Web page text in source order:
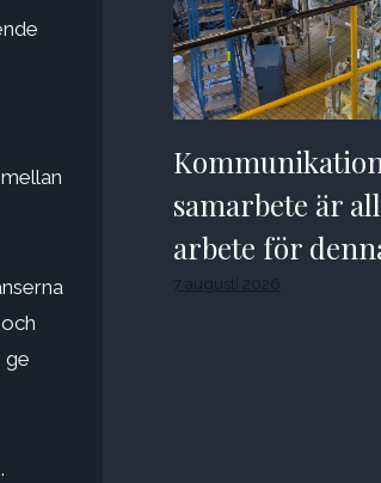
ge
samarbete är
arbete för
7 augusti 2026